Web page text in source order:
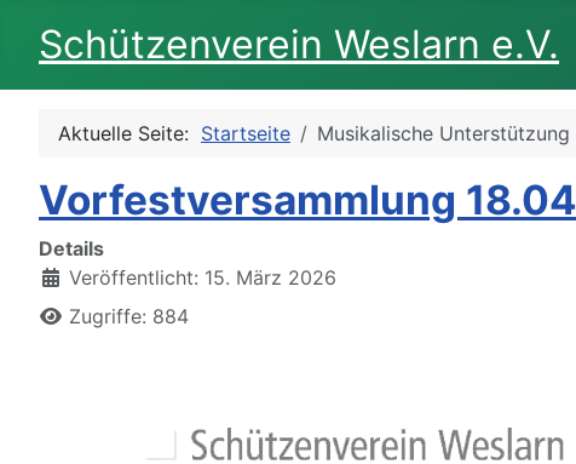
Schützenverein Weslarn e.V.
Aktuelle Seite: Startseite Musikalische Unterstützung
Vorfestversammlung
Details
Veröffentlicht: 15. März 2026
Zugriffe: 884